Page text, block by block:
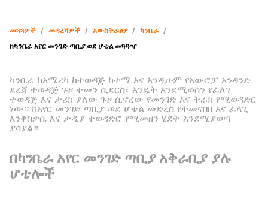
መጓጓዎች / መዳረሻዎች / አውስትራልያ / ካንቤራ /
ከካንቤራ አየር መንገድ ጣቢያ ወደ ሆቴል መጓጓዣ
ካንቤራ ከአሜሪካ ከተወዳጅ ከተማ እና እንዲሁም የአውሮፓ አንዳንድ
ደረጃ ተወዳጅ ጉዞ ተመን ሲደርስ፣ እንዴት እንደሚወሰን የፈለገ
ተወዳጅ እና ታሪክ ያለው ጉዞ ሲኖረው የመንገድ እና ትራክ የሚወዳድር
ነው። ከአየር መንገድ ጣቢያ ወደ ሆቴል መድረስ የተመናበበ እና ፈላጊ
እንቅስቃሴ እና ታዲያ ተወዳድሮ የሚመዘን ሂደት እንደሚያወጣ
ያሳያል።
በካንቤራ አየር መንገድ ጣቢያ አቅራቢያ ያሉ
ሆቴሎች